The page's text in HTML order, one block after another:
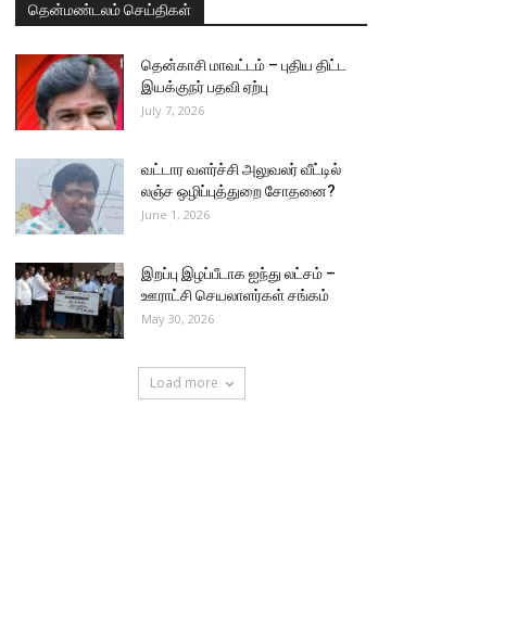
தென்மண்டலம் செய்திகள்
தென்காசி மாவட்டம் – புதிய திட்ட
இயக்குநர் பதவி ஏற்பு
July 7, 2026
வட்டார வளர்ச்சி அலுவலர் வீட்டில்
லஞ்ச ஒழிப்புத்துறை சோதனை?
June 1, 2026
இறப்பு இழப்பீடாக ஐந்து லட்சம் –
ஊராட்சி செயலாளர்கள் சங்கம்
May 30, 2026
Load more